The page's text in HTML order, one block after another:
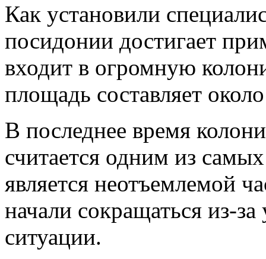
Как установили
посидонии достигает
входит в огромную
площадь составляет
В последнее время
считается одним из
является неотъемлемой
начали сокращаться из-
ситуации.